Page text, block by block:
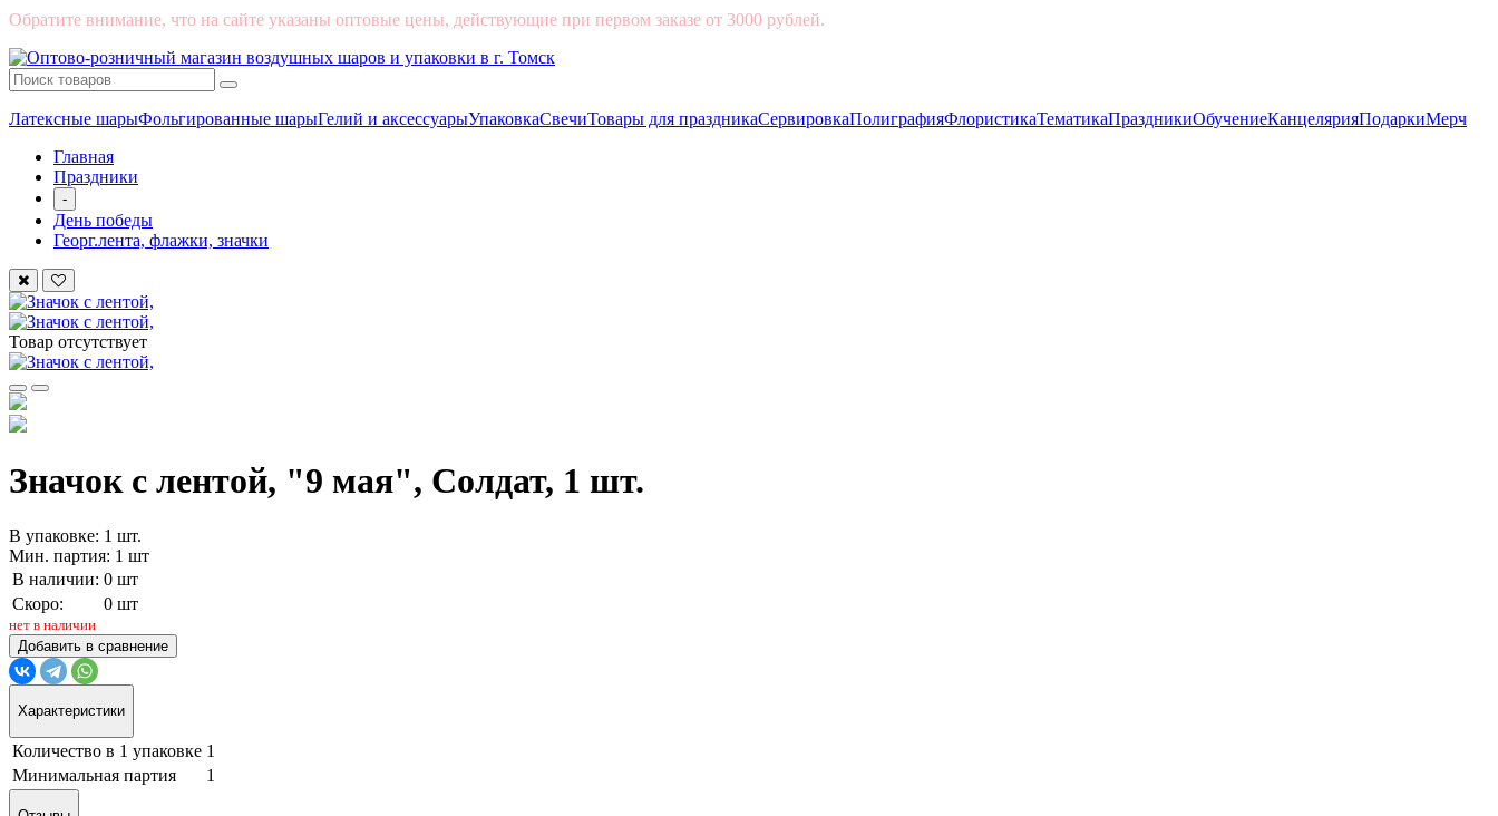
Обратите внимание, что на сайте указаны оптовые цены, действующие при первом заказе от 3000 рублей.
Латексные шарыФольгированные шарыГелий и аксессуарыУпаковкаСвечиТовары для праздникаСервировкаПолиграфияФлористикаТематикаПраздникиОбучениеКанцелярияПодаркиМерч
Главная
Праздники
-
День победы
Георг.лента, флажки, значки
Товар отсутствует
Значок с лентой, "9 мая", Солдат, 1 шт.
В упаковке: 1 шт.
Мин. партия: 1 шт
В наличии: 0 шт
Скоро:
0 шт
нет в наличии
Добавить в сравнение
Характеристики
Количество в 1 упаковке 1
Минимальная партия
1